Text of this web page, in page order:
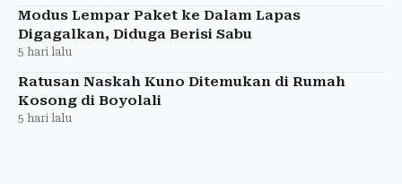
Modus Lempar Paket ke Dalam Lapas
Digagalkan, Diduga Berisi Sabu
5 hari lalu
Ratusan Naskah Kuno Ditemukan di Rumah
Kosong di Boyolali
5 hari lalu